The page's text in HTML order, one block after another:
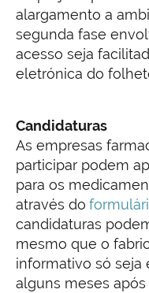
alargamento a
segunda fase
acesso seja
eletrónica do
Candidaturas
As empresas
participar podem
para os
através do
candidaturas
mesmo que o
informativo só seja
alguns meses